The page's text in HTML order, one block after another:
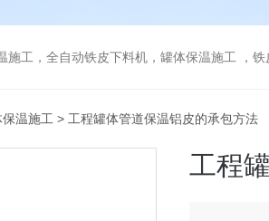
施工，全自动铁皮下料机，罐体保温施工 ，铁
温施工 > 工程罐体管道保温铝皮的承包方法
工程